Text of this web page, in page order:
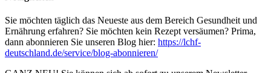
Sie möchten täglich das Neueste aus dem Bereich Gesundheit und
Ernährung erfahren? Sie möchten kein Rezept versäumen? Prima,
dann abonnieren Sie unseren Blog hier: https://lchf-
deutschland.de/service/blog-abonnieren/